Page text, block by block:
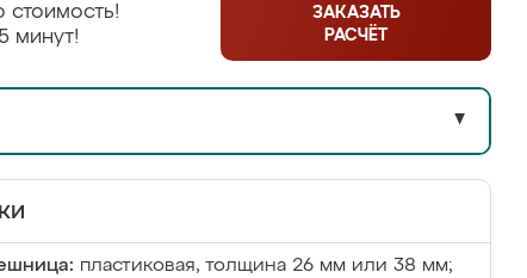
стоимость!
минут!
ЗАКАЗАТЬ
РАСЧЁТ
▼
пластиковая, толщина 26 мм или 38 мм;